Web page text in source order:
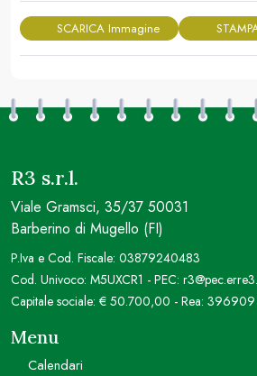
SCARICA Immagine
R3 s.r.l.
Viale Gramsci, 35/37 50031
Barberino di Mugello (FI)
P.Iva e Cod. Fiscale: 03879240483
Cod. Univoco: M5UXCR1 - PEC:
Capitale sociale: € 50.700,00 - Rea: 396909
Menu
Calendari